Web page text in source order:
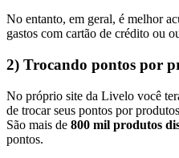
No entanto, em geral, é melhor
gastos com cartão de crédito ou
2) Trocando pontos por
No próprio site da Livelo você
de trocar seus pontos por
São mais de 800 mil produtos
pontos.